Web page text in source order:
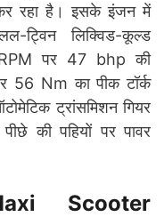
रहा है। इसके इंजन में
ट्विन लिक्विड-कूल्ड
पर 47 bhp की
56 Nm का पीक टॉर्क
ट्रांसमिशन गियर
की पहियों पर पावर
Scooter